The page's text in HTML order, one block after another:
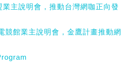
主說明會，推動台灣網咖正向發
競館業主說明會，金鷹計畫推動網